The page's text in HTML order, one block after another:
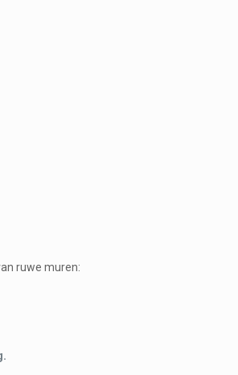
ruwe muren: